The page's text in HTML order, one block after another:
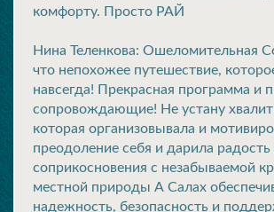
комфорту. Просто РАЙ
Нина Теленкова: Ошеломительная
что непохожее путешествие,
навсегда! Прекрасная программа и
сопровождающие! Не устану
которая организовывала и
преодоление себя и дарила радость
соприкосновения с незабываемой
местной природы А Салах
надежность, безопасность и